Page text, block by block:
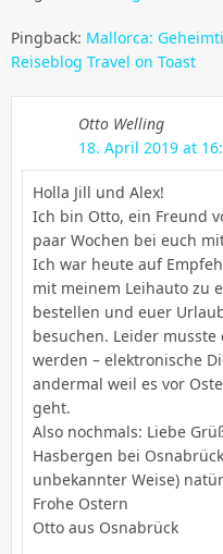
Pingback: Mallorca:
Reiseblog Travel on Toast
Otto Welling
18. April 2019 at
Holla Jill und Alex!
Ich bin Otto, ein Freund
paar Wochen bei euch
Ich war heute auf
mit meinem Leihauto zu
bestellen und euer
besuchen. Leider
werden – elektronische
andermal weil es vor
geht.
Also nochmals: Liebe
Hasbergen bei
unbekannter Weise)
Frohe Ostern
Otto aus Osnabrück